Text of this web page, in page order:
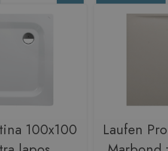
100x100
Laufen